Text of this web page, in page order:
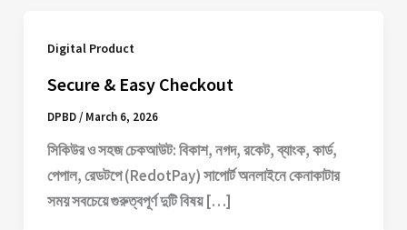
Digital Product
Secure & Easy Checkout
DPBD/ March 6, 2026
সিকিউর ও সহজ চেকআউট: বিকাশ, নগদ, রকেট, ব্যাংক, কার্ড,
পেপাল, রেডটপে (RedotPay) সাপোর্ট অনলাইনে কেনাকাটার
সময় সবচেয়ে গুরুত্বপূর্ণ দুটি বিষয় […]